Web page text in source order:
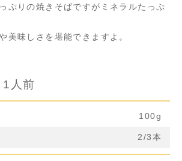
ぷりの焼きそばですがミネラルたっぷ
美味しさを堪能できますよ。
1人前
100g
2/3本